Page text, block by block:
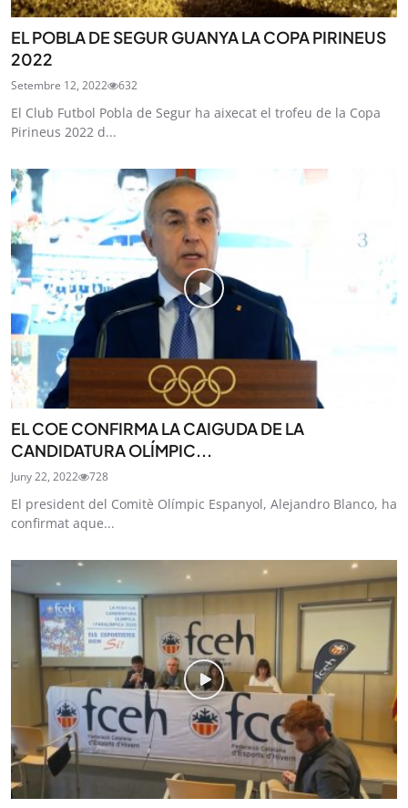
EL POBLA DE SEGUR GUANYA LA COPA PIRINEUS
2022
Setembre 12, 2022 632
El Club Futbol Pobla de Segur ha aixecat el trofeu de la Copa
Pirineus 2022 d...
EL COE CONFIRMA LA CAIGUDA DE LA
CANDIDATURA OLÍMPIC...
Juny 22, 2022 728
El president del Comitè Olímpic Espanyol, Alejandro Blanco, ha
confirmat aque...